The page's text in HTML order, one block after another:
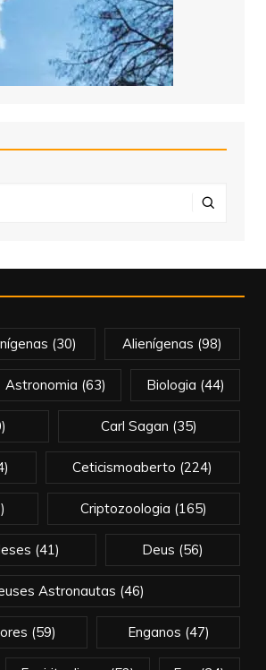
(30) Alienígenas (98)
Astronomia (63) Biologia (44)
Carl Sagan (35)
Ceticismoaberto (224)
Criptozoologia (165)
(41) Deus (56)
Astronautas (46)
(59) Enganos (47)